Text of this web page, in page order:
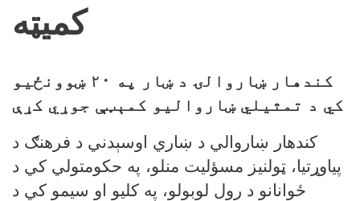
کمیټه
کندهار ښاروالۍ د ښار په ۲۰ ښوونځیو
کي د تمثیلي ښاروالیو کمېټې جوړي کړې
کندهار ښاروالي د ښاري اوسېدني د فرهنګ د
پیاوړتیا، ټولنیز مسؤلیت منلو، په حکومتولي کي د
ځوانانو د رول لوبولو، په کلیو او سیمو کي د